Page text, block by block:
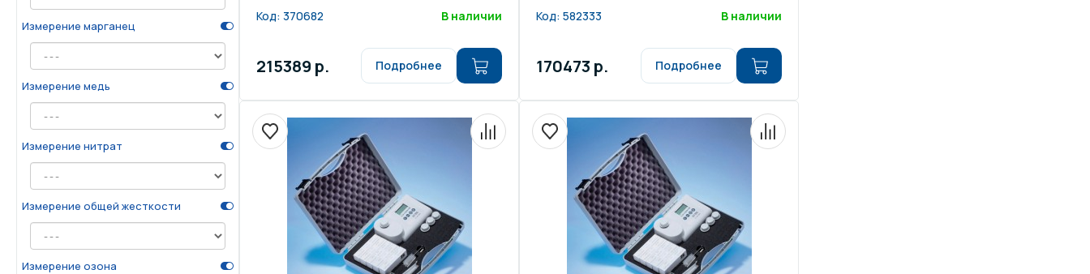
Измерение марганец
Измерение медь
Измерение нитрат
Измерение общей жесткости
Измерение озона
Код: 370682 В наличии
215389 р. Подробнее
Код: 582333 В наличии
170473 р. Подробнее